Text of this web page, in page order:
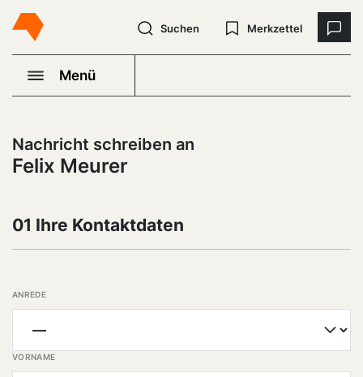
Suchen Merkzettel
Menü
Nachricht schreiben an
Felix Meurer
01 Ihre Kontaktdaten
ANREDE
VORNAME